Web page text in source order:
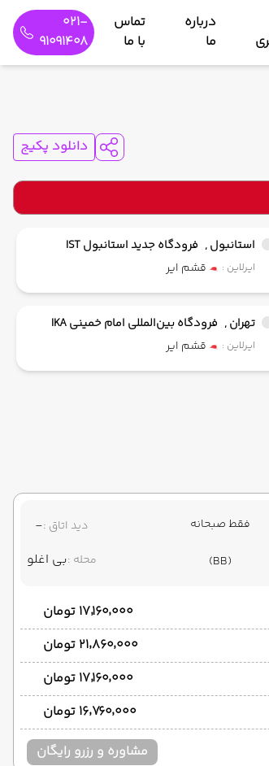
درباره
ما
تماس
با ما
021-
91091408
دانلود پکیج
استانبول , فرودگاه جدید استانبول IST
ایرلاین : قشم ایر
تهران , فرودگاه بین‌المللی امام خمینی IKA
ایرلاین : قشم ایر
فقط صبحانه
(BB)
دید اتاق :-
محله :بی اغلو
۱۷٬۱۶۰٬۰۰۰ تومان
۲۱٬۸۶۰٬۰۰۰ تومان
۱۷٬۱۶۰٬۰۰۰ تومان
۱۶٬۷۶۰٬۰۰۰ تومان
مشاوره و رزرو رایگان